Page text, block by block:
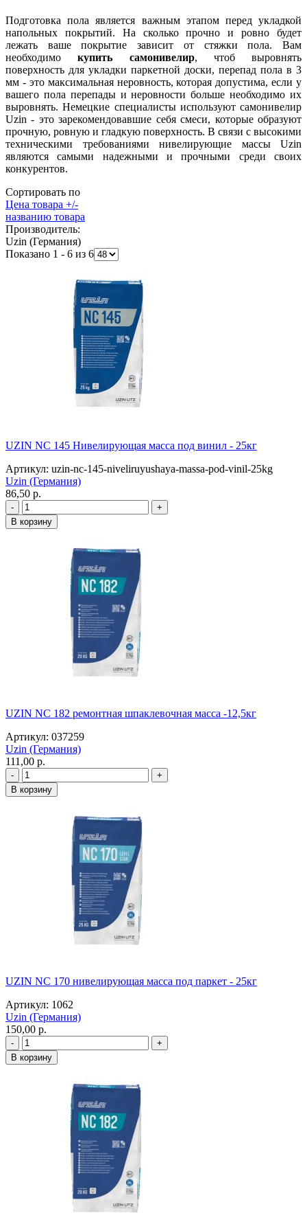
Подготовка пола является важным этапом перед укладкой
напольных покрытий. На сколько прочно и ровно будет
лежать ваше покрытие зависит от стяжки пола. Вам
необходимо купить самонивелир, чтоб выровнять
поверхность для укладки паркетной доски, перепад пола в 3
мм - это максимальная неровность, которая допустима, если у
вашего пола перепады и неровности больше необходимо их
выровнять. Немецкие специалисты используют самонивелир
Uzin - это зарекомендовавшие себя смеси, которые образуют
прочную, ровную и гладкую поверхность. В связи с высокими
техническими требованиями нивелирующие массы Uzin
являются самыми надежными и прочными среди своих
конкурентов.
Сортировать по
Цена товара +/-
названию товара
Производитель:
Uzin (Германия)
Показано 1 - 6 из 6
UZIN NC 145 Нивелирующая масса под винил - 25кг
Артикул: uzin-nc-145-niveliruyushaya-massa-pod-vinil-25kg
Uzin (Германия)
86,50 p.
UZIN NC 182 ремонтная шпаклевочная масса -12,5кг
Артикул: 037259
Uzin (Германия)
111,00 p.
UZIN NC 170 нивелирующая масса под паркет - 25кг
Артикул: 1062
Uzin (Германия)
150,00 p.